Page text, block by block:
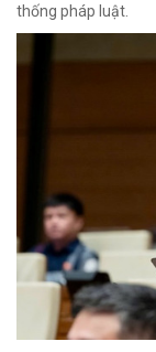
thống pháp luật.